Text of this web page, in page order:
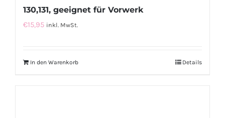
130,131, geeignet für Vorwerk
€15,95 inkl. MwSt.
In den Warenkorb Details